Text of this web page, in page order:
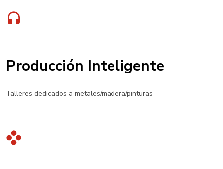
Producción Inteligente
Talleres dedicados a metales/madera/pinturas